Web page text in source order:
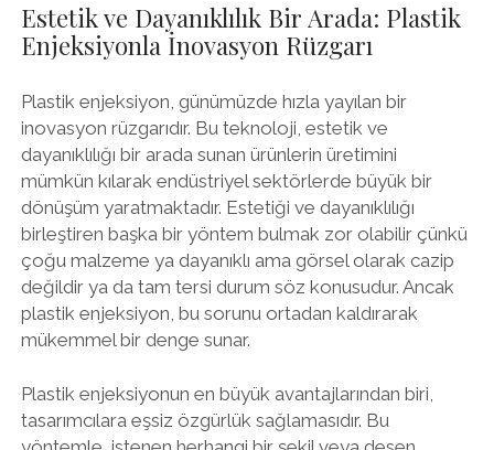
Estetik ve Dayanıklılık Bir Arada: Plastik
Enjeksiyonla İnovasyon Rüzgarı
Plastik enjeksiyon, günümüzde hızla yayılan bir
inovasyon rüzgarıdır. Bu teknoloji, estetik ve
dayanıklılığı bir arada sunan ürünlerin üretimini
mümkün kılarak endüstriyel sektörlerde büyük bir
dönüşüm yaratmaktadır. Estetiği ve dayanıklılığı
birleştiren başka bir yöntem bulmak zor olabilir çünkü
çoğu malzeme ya dayanıklı ama görsel olarak cazip
değildir ya da tam tersi durum söz konusudur. Ancak
plastik enjeksiyon, bu sorunu ortadan kaldırarak
mükemmel bir denge sunar.
Plastik enjeksiyonun en büyük avantajlarından biri,
tasarımcılara eşsiz özgürlük sağlamasıdır. Bu